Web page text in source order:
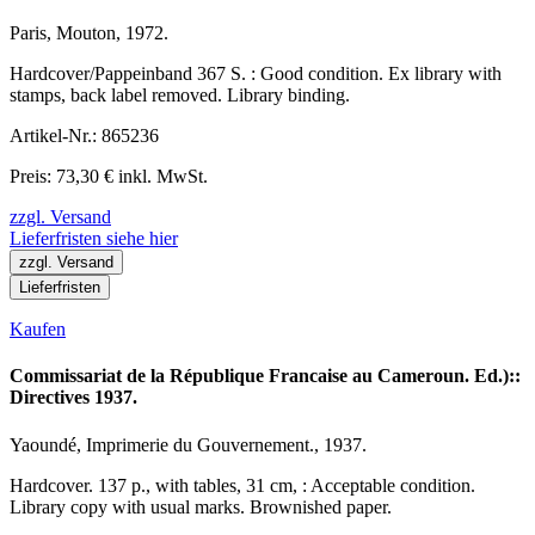
Paris, Mouton, 1972.
Hardcover/Pappeinband 367 S. : Good condition. Ex library with
stamps, back label removed. Library binding.
Artikel-Nr.: 865236
Preis: 73,30 € inkl. MwSt.
zzgl. Versand
Lieferfristen siehe hier
zzgl. Versand
Lieferfristen
Kaufen
Commissariat de la République Francaise au Cameroun. Ed.)::
Directives 1937.
Yaoundé, Imprimerie du Gouvernement., 1937.
Hardcover. 137 p., with tables, 31 cm, : Acceptable condition.
Library copy with usual marks. Brownished paper.